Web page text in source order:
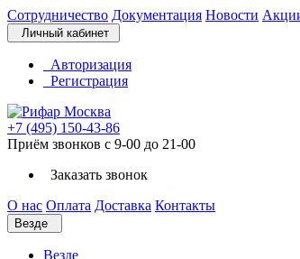
Сотрудничество Документация Новости
Личный кабинет
Авторизация
Регистрация
+7 (495) 150-43-86
Приём звонков с 9-00 до 21-00
Заказать звонок
О нас Оплата Доставка Контакты
Везде
Везде